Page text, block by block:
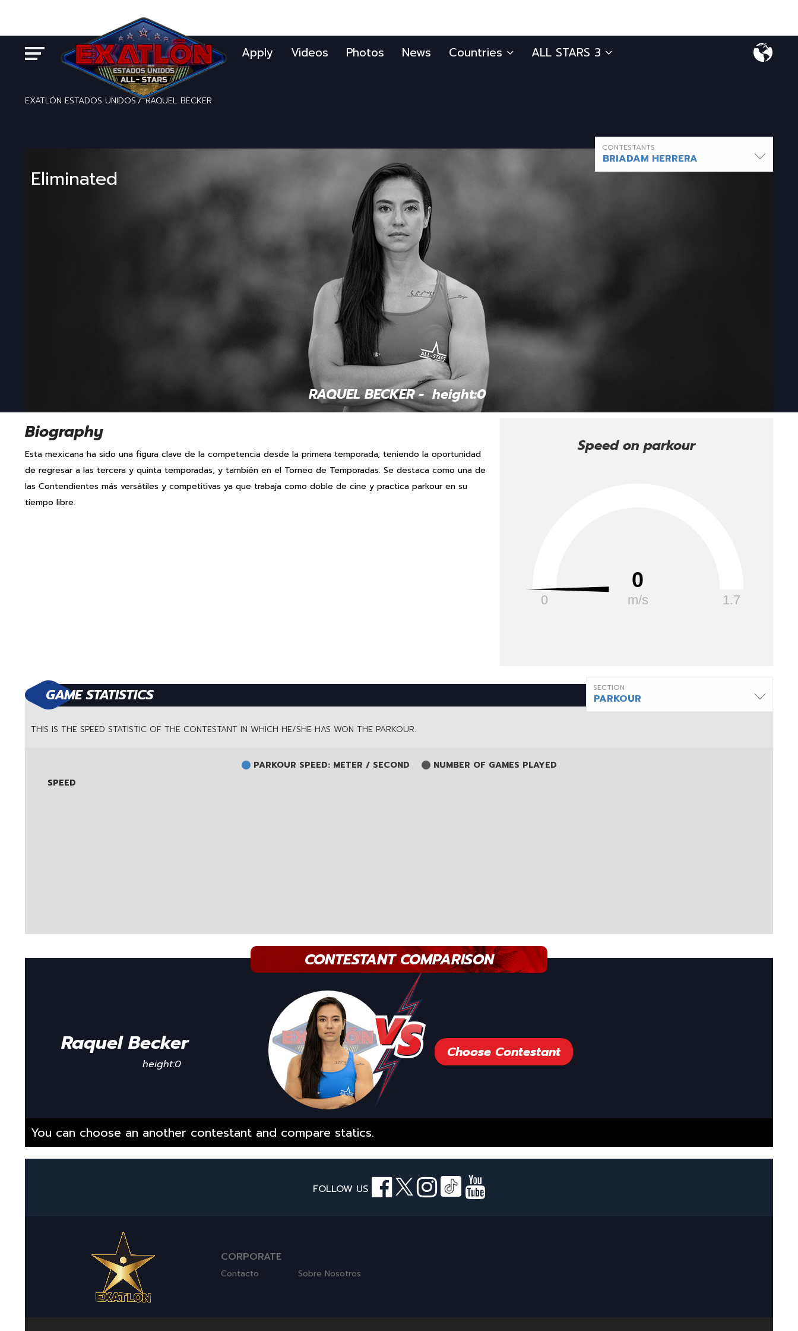
Apply Videos Photos News Countries ALL STARS 3
EXATLÓN ESTADOS UNIDOS RAQUEL BECKER
Eliminated
RAQUEL BECKER -  height:0
CONTESTANTS
BRIADAM HERRERA
Biography
Esta mexicana ha sido una figura clave de la competencia desde la primera temporada, teniendo la oportunidad
de regresar a las tercera y quinta temporadas, y también en el Torneo de Temporadas. Se destaca como una de
las Contendientes más versátiles y competitivas ya que trabaja como doble de cine y practica parkour en su
tiempo libre.
Speed on parkour
0
m/s
0 1.7
GAME STATISTICS SECTION
PARKOUR
THIS IS THE SPEED STATISTIC OF THE CONTESTANT IN WHICH HE/SHE HAS WON THE PARKOUR.
PARKOUR SPEED: METER / SECOND
NUMBER OF GAMES PLAYED
SPEED
CONTESTANT COMPARISON
Raquel Becker
height:0
Choose Contestant
You can choose an another contestant and compare statics.
FOLLOW US
CORPORATE
Contacto Sobre Nosotros